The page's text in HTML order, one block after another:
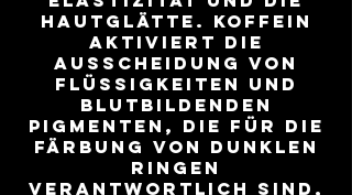
Hautglätte. Koffein
aktiviert die
Ausscheidung von
Flüssigkeiten und
blutbildenden
Pigmenten, die für die
Färbung von dunklen
Ringen
verantwortlich sind,